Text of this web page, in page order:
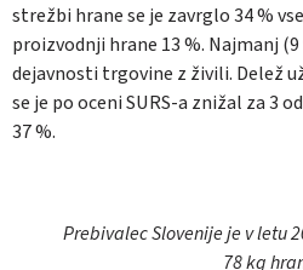
strežbi hrane se je zavrglo 34 %
proizvodnji hrane 13 %. Najmanj
dejavnosti trgovine z živili. Delež
se je po oceni SURS-a znižal za 3
37 %.
Prebivalec Slovenije je v letu
78 kg